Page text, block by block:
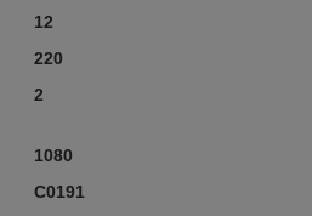
12
220
2
1080
C0191